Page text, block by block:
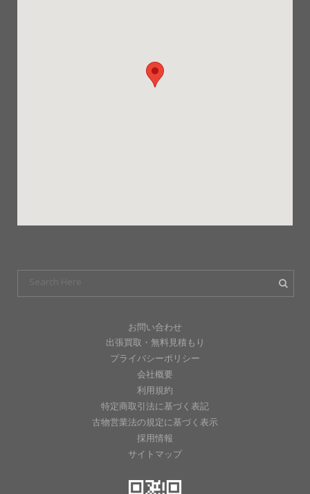
お問い合わせ
出張買取・無料見積もり
プライバシーポリシー
会社概要
利用規約
特定商取引法に基づく表記
古物営業法の規定に基づく表示
採用情報
サイトマップ